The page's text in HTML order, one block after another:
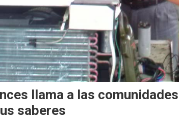
llama a las
saberes